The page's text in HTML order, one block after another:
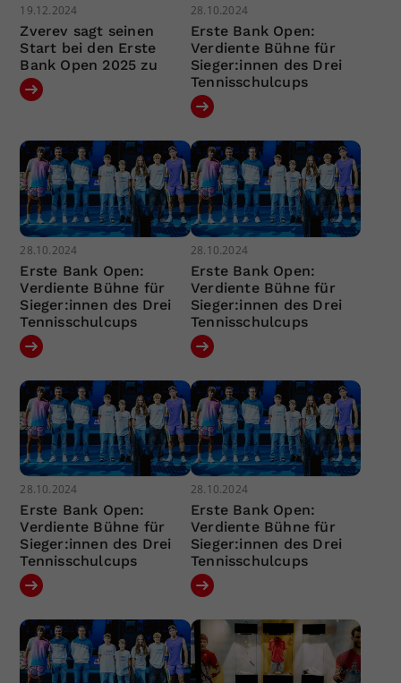
19.12.2024
Zverev sagt seinen
Start bei den Erste
Bank Open 2025 zu
28.10.2024
Erste Bank Open:
Verdiente Bühne für
Sieger:innen des Drei
Tennisschulcups
28.10.2024
Erste Bank Open:
Verdiente Bühne für
Sieger:innen des Drei
Tennisschulcups
28.10.2024
Erste Bank Open:
Verdiente Bühne für
Sieger:innen des Drei
Tennisschulcups
28.10.2024
Erste Bank Open:
Verdiente Bühne für
Sieger:innen des Drei
Tennisschulcups
28.10.2024
Erste Bank Open:
Verdiente Bühne für
Sieger:innen des Drei
Tennisschulcups